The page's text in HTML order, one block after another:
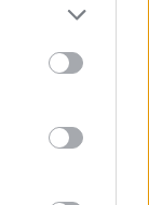
more Google
may click to
tags to
below Google